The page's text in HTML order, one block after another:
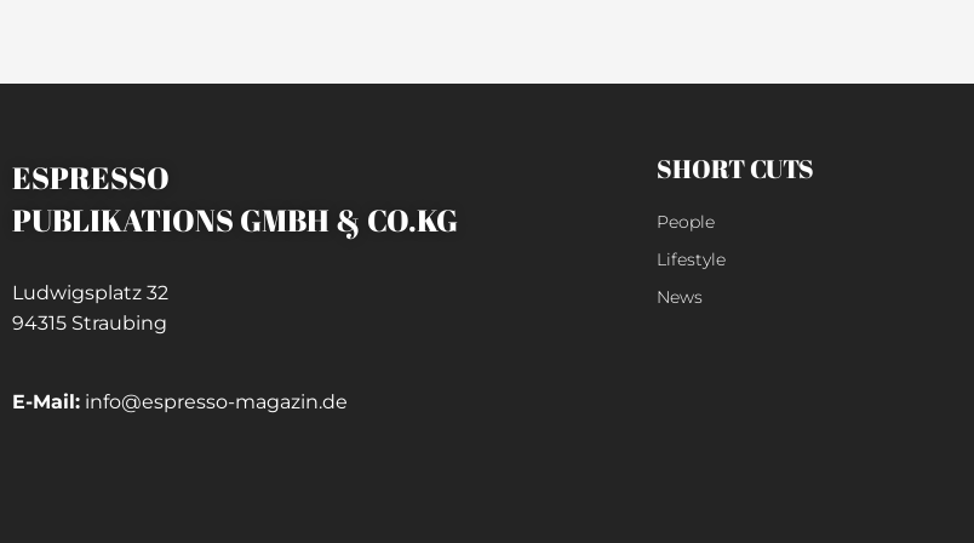
ESPRESSO
PUBLIKATIONS GMBH & CO.KG
Ludwigsplatz 32
94315 Straubing
E-Mail: info@espresso-magazin.de
SHORT CUTS
People
Lifestyle
News